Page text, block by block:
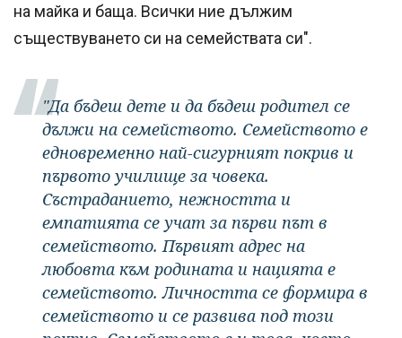
на майка и баща. Всички ние дължим
съществуването си на семействата си".
"Да бъдеш дете и да бъдеш родител се
дължи на семейството. Семейството е
едновременно най-сигурният покрив и
първото училище за човека.
Състраданието, нежността и
емпатията се учат за първи път в
семейството. Първият адрес на
любовта към родината и нацията е
семейството. Личността се формира в
семейството и се развива под този